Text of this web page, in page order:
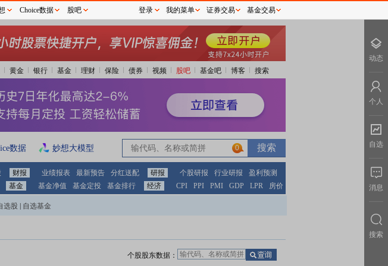
黄金 银行 基金 理财 保险 债券 视频 股吧 基金吧 博客 搜索
数据 妙想大模型 0
财报 业绩报表 最新预告 分红送配 研报 个股研报 行业研报
盈利预测
基金 基金净值 基金定投 基金排行 经济 CPI PPI PMI GDP LPR 房价
选股 自选基金
个股股东数据：
Choice数据 股吧 登录 我的菜单 证券交易 基金交易
动态
个人
自选
消息
搜索